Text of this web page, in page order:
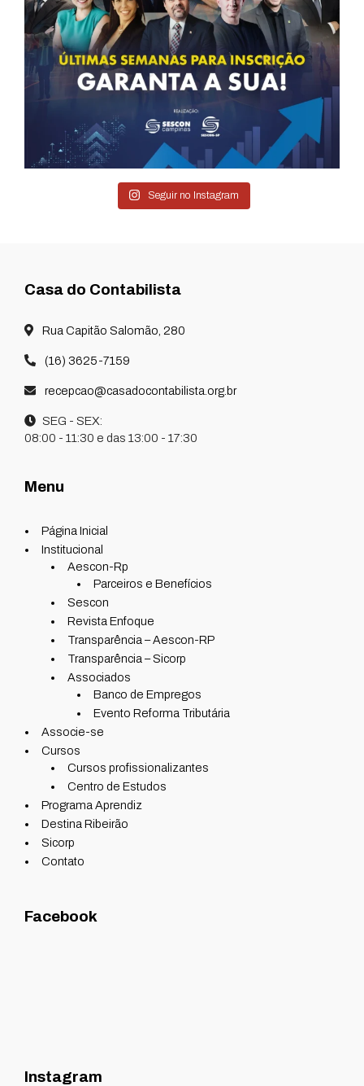
Seguir no Instagram
Casa do Contabilista
Rua Capitão Salomão, 280
(16) 3625-7159
recepcao@casadocontabilista.org.br
SEG - SEX:
08:00 - 11:30 e das 13:00 - 17:30
Menu
Página Inicial
Institucional
Aescon-Rp
Parceiros e Benefícios
Sescon
Revista Enfoque
Transparência – Aescon-RP
Transparência – Sicorp
Associados
Banco de Empregos
Evento Reforma Tributária
Associe-se
Cursos
Cursos profissionalizantes
Centro de Estudos
Programa Aprendiz
Destina Ribeirão
Sicorp
Contato
Facebook
Instagram